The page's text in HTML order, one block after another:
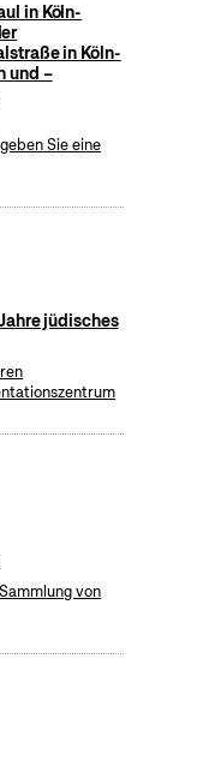
in Köln-
in Köln-
und –
Sie eine
jüdisches
von